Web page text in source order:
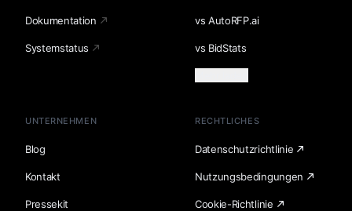
Dokumentation
Systemstatus
vs AutoRFP.ai
vs BidStats
UNTERNEHMEN
Blog
Kontakt
Pressekit
RECHTLICHES
Datenschutzrichtlinie
Nutzungsbedingungen
Cookie-Richtlinie